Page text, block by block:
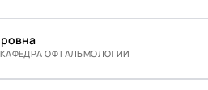
ОФТАЛЬМОЛОГИИ